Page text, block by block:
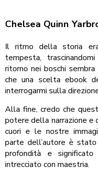
Chelsea Quinn
Il ritmo della storia
tempesta,
ritorno nei boschi
che una scelta ebook
interrogarmi sulla
Alla fine, credo che
potere della narrazione e
cuori e le nostre
parte dell’autore è
profondità e
intrecciato con maestria.